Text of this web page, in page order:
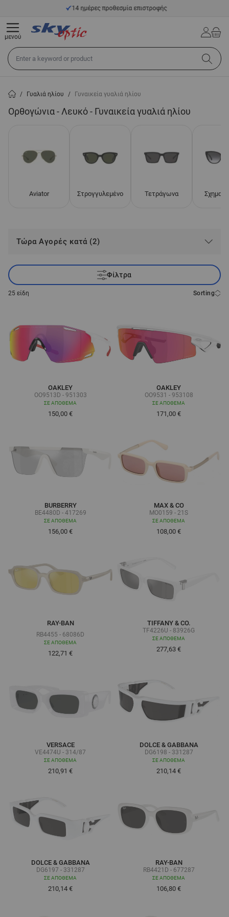
Μετάβαση στο περιεχόμενο14 ημέρες προθεσμία επιστροφής
Αναζήτηση σε όλο το κατάστημα...
μενού
/ Γυαλιά ηλίου / Γυναικεία γυαλιά ηλίου
Ορθογώνια - Λευκό - Γυναικεία γυαλιά ηλίου
Aviator Στρογγυλεμένο Τετράγωνα Σχημα
Τώρα Αγορές κατά (2)
Φίλτρα
25 είδη Sorting
OAKLEY
OO9513D - 951303
ΣΕ ΑΠΌΘΕΜΑ
150,00 €
OAKLEY
OO9531 - 953108
ΣΕ ΑΠΌΘΕΜΑ
171,00 €
BURBERRY
BE4480D - 417269
ΣΕ ΑΠΌΘΕΜΑ
156,00 €
MAX & CO
MO0159 - 21S
ΣΕ ΑΠΌΘΕΜΑ
108,00 €
RAY-BAN
RB4455 - 68086D
ΣΕ ΑΠΌΘΕΜΑ
Τόσο χαμηλά όσο
122,71 €
TIFFANY & CO.
TF4226U - 83926G
ΣΕ ΑΠΌΘΕΜΑ
277,63 €
VERSACE
VE4474U - 314/87
ΣΕ ΑΠΌΘΕΜΑ
210,91 €
DOLCE & GABBANA
DG6198 - 331287
ΣΕ ΑΠΌΘΕΜΑ
210,14 €
DOLCE & GABBANA
DG6197 - 331287
ΣΕ ΑΠΌΘΕΜΑ
210,14 €
RAY-BAN
RB4421D - 677287
ΣΕ ΑΠΌΘΕΜΑ
106,80 €